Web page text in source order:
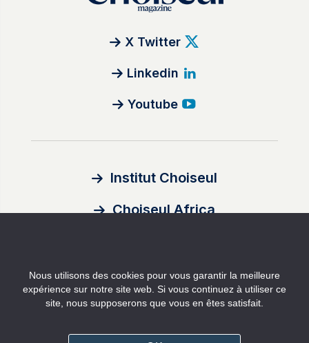
X Twitter
Linkedin
Youtube
Institut Choiseul
Choiseul Africa
Auteurs
Nous utilisons des cookies pour vous garantir la meilleure
expérience sur notre site web. Si vous continuez à utiliser ce
site, nous supposerons que vous en êtes satisfait.